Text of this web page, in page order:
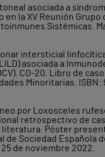
asociada a
en la XV Reunión Grupo
Sistémicas.
intersticial
asociada a
CO-20. Libro de
Minoritarias. ISBN:
por Loxosceles
retrospectivo de
Póster
de Sociedad Española
25 de noviembre 2022.